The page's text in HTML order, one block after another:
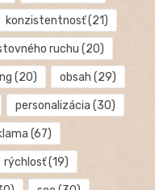
konzistentnosť(21)
ruchu (20)
(20) obsah (29)
personalizácia (30)
(67)
rýchlosť(19)